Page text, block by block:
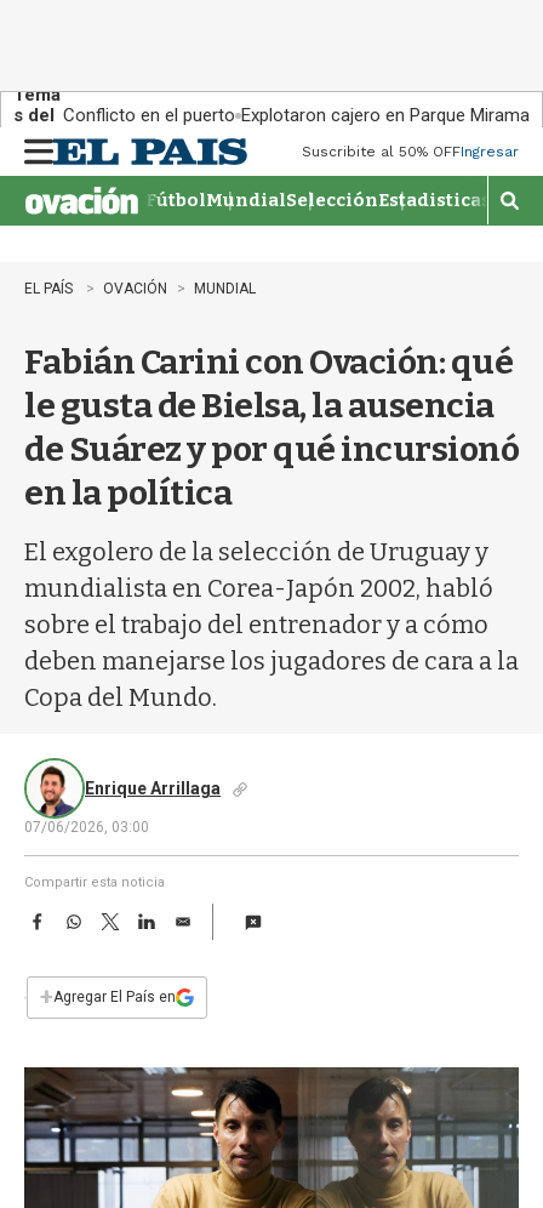
Tema
s del
día:
Conflicto en el puerto Explotaron cajero en Parque Miramar
n
u
Suscribite al 50% OFFIngresar
FútbolMundialSelecciónEstadisticas
M
o
r
b
s
q
EL PAÍS OVACIÓN MUNDIAL
Fabián Carini con Ovación: qué
le gusta de Bielsa, la ausencia
de Suárez y por qué incursionó
en la política
El exgolero de la selección de Uruguay y
mundialista en Corea-Japón 2002, habló
sobre el trabajo del entrenador y a cómo
deben manejarse los jugadores de cara a la
Copa del Mundo.
Enrique Arrillaga
07/06/2026, 03:00
Compartir esta noticia
F
e
b
k
W
s
p
T
w
t
L
n
E
i
l
+Agregar El País en